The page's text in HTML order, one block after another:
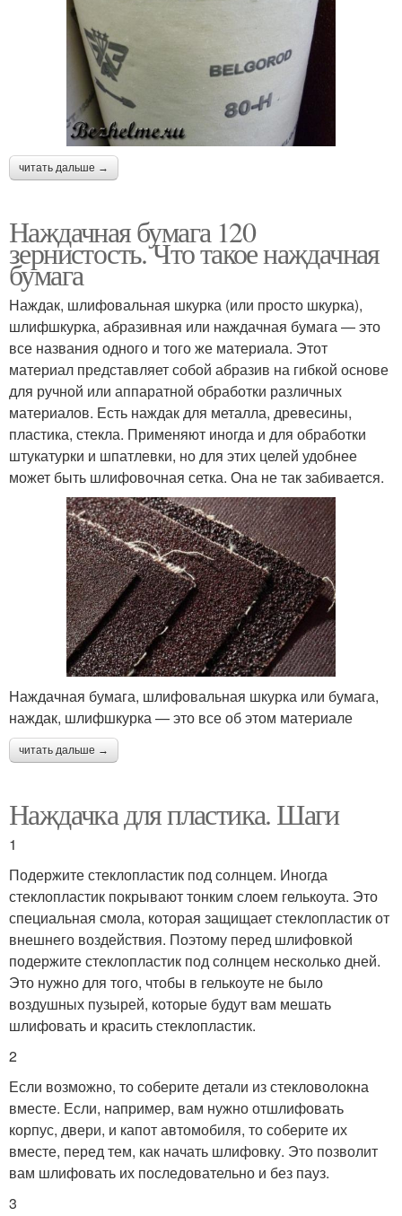
читать дальше →
Наждачная бумага 120
зернистость. Что такое наждачная
бумага
Наждак, шлифовальная шкурка (или просто шкурка),
шлифшкурка, абразивная или наждачная бумага — это
все названия одного и того же материала. Этот
материал представляет собой абразив на гибкой основе
для ручной или аппаратной обработки различных
материалов. Есть наждак для металла, древесины,
пластика, стекла. Применяют иногда и для обработки
штукатурки и шпатлевки, но для этих целей удобнее
может быть шлифовочная сетка. Она не так забивается.
Наждачная бумага, шлифовальная шкурка или бумага,
наждак, шлифшкурка — это все об этом материале
читать дальше →
Наждачка для пластика. Шаги
1
Подержите стеклопластик под солнцем. Иногда
стеклопластик покрывают тонким слоем гелькоута. Это
специальная смола, которая защищает стеклопластик от
внешнего воздействия. Поэтому перед шлифовкой
подержите стеклопластик под солнцем несколько дней.
Это нужно для того, чтобы в гелькоуте не было
воздушных пузырей, которые будут вам мешать
шлифовать и красить стеклопластик.
2
Если возможно, то соберите детали из стекловолокна
вместе. Если, например, вам нужно отшлифовать
корпус, двери, и капот автомобиля, то соберите их
вместе, перед тем, как начать шлифовку. Это позволит
вам шлифовать их последовательно и без пауз.
3